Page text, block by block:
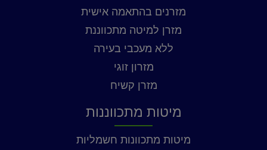
מזרנים בהתאמה אישית
מזרן למיטה מתכווננת
ללא מעכבי בעירה
מזרון זוגי
מזרן קשיח
מיטות מתכווננות
מיטות מתכוונות חשמליות